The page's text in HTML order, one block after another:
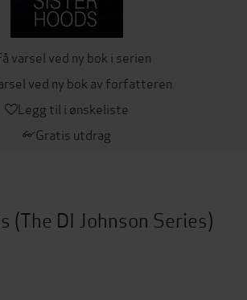
varsel ved ny bok i serien
ved ny bok av forfatteren
Legg til i ønskeliste
Gratis utdrag
(The DI Johnson Series)